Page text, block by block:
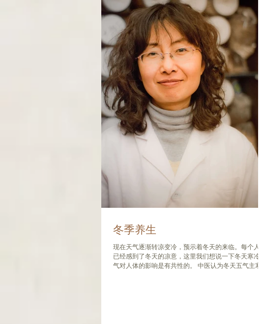
冬季养生
现在天气逐渐转凉变冷，预示着冬天的来临。每个人也
已经感到了冬天的凉意，这里我们想说一下冬天寒冷之
气对人体的影响是有共性的。 中医认为冬天五气主寒，